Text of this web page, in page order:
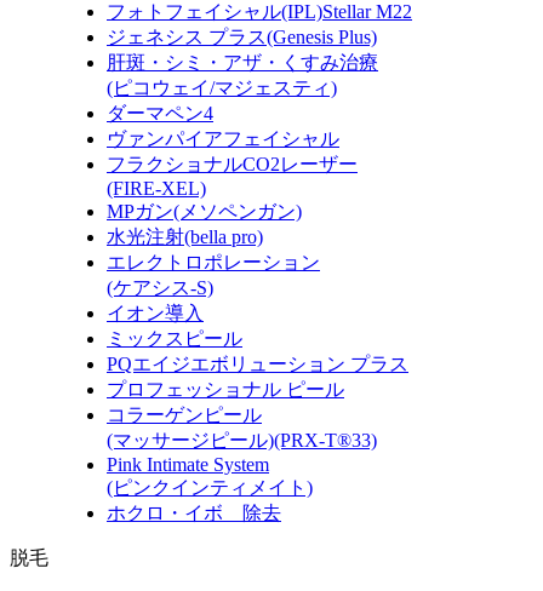
フォトフェイシャル(IPL)Stellar M22
ジェネシス プラス(Genesis Plus)
肝斑・シミ・アザ・くすみ治療
(ピコウェイ/マジェスティ)
ダーマペン4
ヴァンパイアフェイシャル
フラクショナルCO2レーザー
(FIRE-XEL)
MPガン(メソペンガン)
水光注射(bella pro)
エレクトロポレーション
(ケアシス-S)
イオン導入
ミックスピール
PQエイジエボリューション プラス
プロフェッショナル ピール
コラーゲンピール
(マッサージピール)(PRX-T®33)
Pink Intimate System
(ピンクインティメイト)
ホクロ・イボ 除去
脱毛